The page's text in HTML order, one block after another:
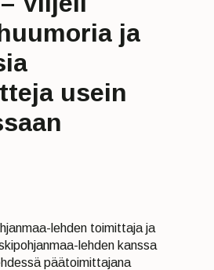
ja
usein
lehden toimittaja ja
lehden kanssa
päätoimittajana